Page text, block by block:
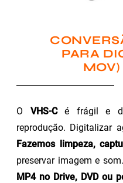
PARA
O VHS-Cé frágil e
reprodução. Digitalizar
Fazemos limpeza,
preservar imagem e
MP4 no Drive, DVD ou